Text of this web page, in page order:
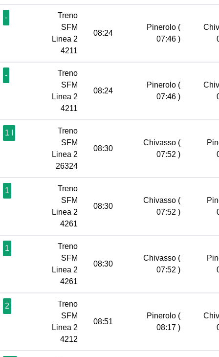
-
Treno
SFM
Linea 2
4211
08:24
Pinerolo (
07:46 )
-
Treno
SFM
Linea 2
4211
08:24
Pinerolo (
07:46 )
1 I
Treno
SFM
Linea 2
26324
08:30
Chivasso (
07:52 )
1
Treno
SFM
Linea 2
4261
08:30
Chivasso (
07:52 )
1
Treno
SFM
Linea 2
4261
08:30
Chivasso (
07:52 )
2
Treno
SFM
Linea 2
4212
08:51
Pinerolo (
08:17 )